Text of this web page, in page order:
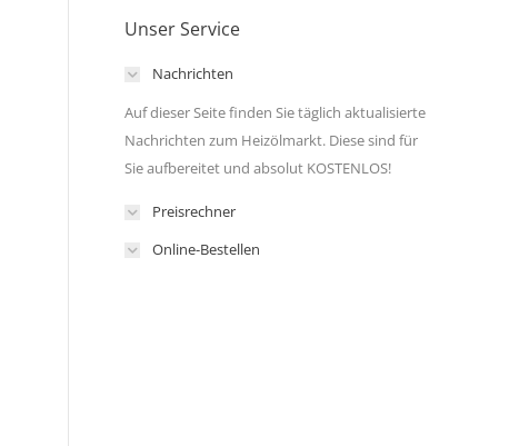
Unser Service
Nachrichten
Auf dieser Seite finden Sie täglich aktualisierte
Nachrichten zum Heizölmarkt. Diese sind für
Sie aufbereitet und absolut KOSTENLOS!
Preisrechner
Online-Bestellen